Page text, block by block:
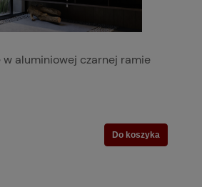
w aluminiowej czarnej ramie
Do koszyka